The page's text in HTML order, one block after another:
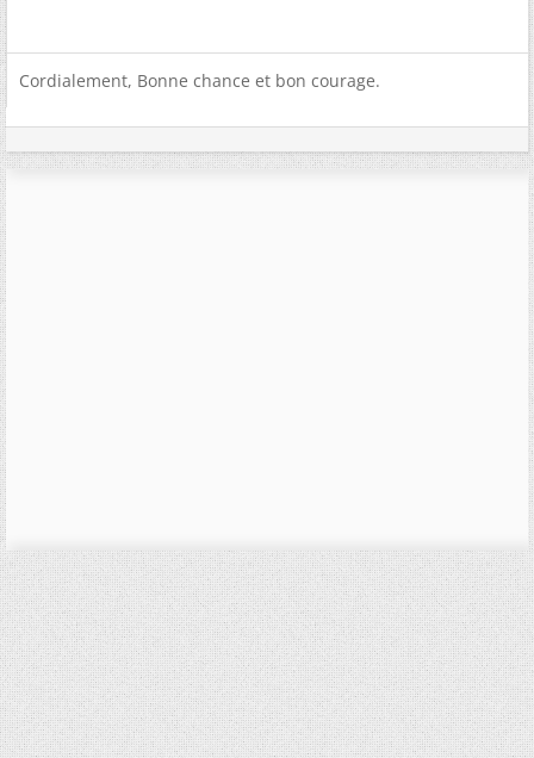
Cordialement, Bonne chance et bon courage.